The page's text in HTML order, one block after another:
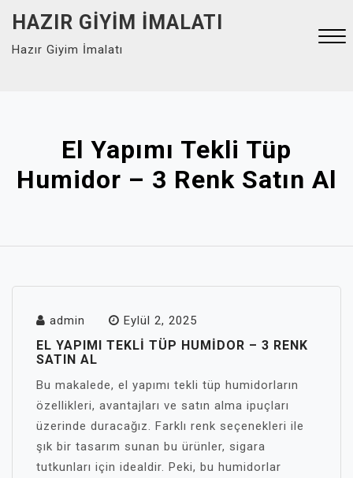
content
HAZIR GIYIM İMALATI
Hazır Giyim İmalatı
El Yapımı Tekli Tüp
Humidor – 3 Renk Satın Al
admin Eylül 2, 2025
EL YAPIMI TEKLI TÜP HUMIDOR – 3 RENK
SATIN AL
Bu makalede, el yapımı tekli tüp humidorların
özellikleri, avantajları ve satın alma ipuçları
üzerinde duracağız. Farklı renk seçenekleri ile
şık bir tasarım sunan bu ürünler, sigara
tutkunları için idealdir. Peki, bu humidorlar